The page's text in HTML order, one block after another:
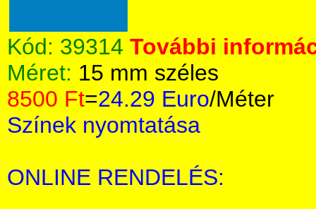
Kód: 39314 További
Méret: 15 mm széles
8500 Ft=24.29 Euro/Méter
Színek nyomtatása
ONLINE RENDELÉS: